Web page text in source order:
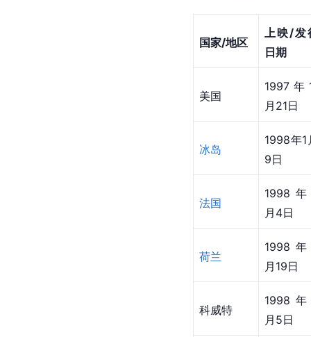
国家/地区
上映/发
日期
美国
1997年
月21日
冰岛
1998年1
9日
法国
1998
月4日
荷兰
1998
月19日
科威特
1998
月5日